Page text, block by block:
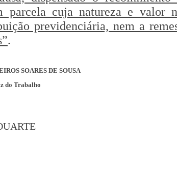
parcela cuja natureza e valor
previdenciária, nem a
.
SOARES DE SOUSA
do Trabalho